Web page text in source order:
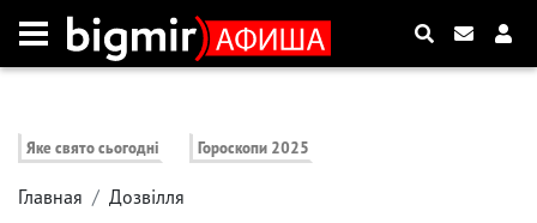
Яке свято сьогодні Гороскопи 2025
Главная Дозвілля